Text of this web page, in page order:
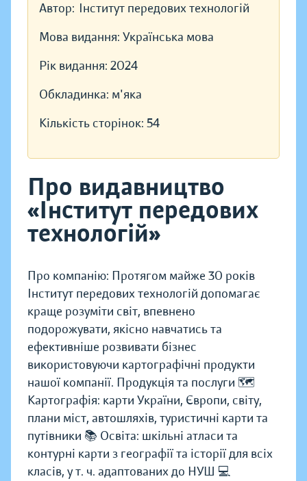
Автор: Інститут передових технологій
Мова видання: Українська мова
Рік видання: 2024
Обкладинка: м'яка
Кількість сторінок: 54
Про видавництво
«Інститут передових
технологій»
Про компанію: Протягом майже 30 років
Інститут передових технологій допомагає
краще розуміти світ, впевнено
подорожувати, якісно навчатись та
ефективніше розвивати бізнес
використовуючи картографічні продукти
нашої компанії. Продукція та послуги 🗺️
Картографія: карти України, Європи, світу,
плани міст, автошляхів, туристичні карти та
путівники 📚 Освіта: шкільні атласи та
контурні карти з географії та історії для всіх
класів, у т. ч. адаптованих до НУШ 💻